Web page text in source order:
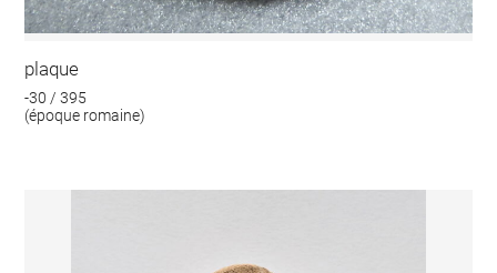
plaque
-30 / 395
(époque romaine)